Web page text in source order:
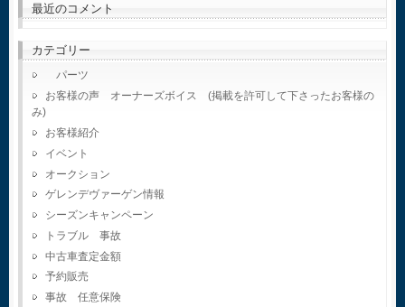
最近のコメント
カテゴリー
パーツ
お客様の声 オーナーズボイス (掲載を許可して下さったお客様の
み)
お客様紹介
イベント
オークション
ゲレンデヴァーゲン情報
シーズンキャンペーン
トラブル 事故
中古車査定金額
予約販売
事故 任意保険